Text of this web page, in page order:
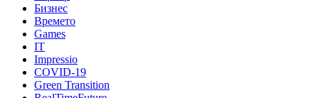
Бизнес
Времето
Games
IT
Impressio
COVID-19
Green Transition